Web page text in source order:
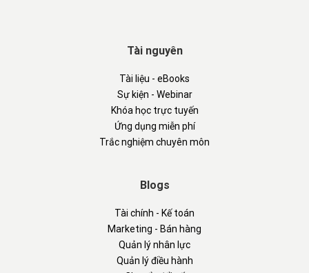
Tài nguyên
Tài liệu - eBooks
Sự kiện - Webinar
Khóa học trực tuyến
Ứng dụng miễn phí
Trắc nghiệm chuyên môn
Blogs
Tài chính - Kế toán
Marketing - Bán hàng
Quản lý nhân lực
Quản lý điều hành